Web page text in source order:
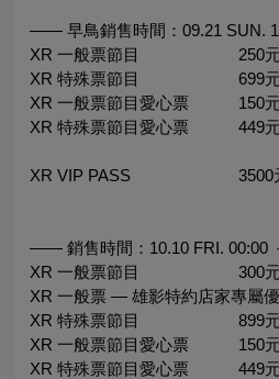
—— 早鳥銷售時間：09.21 SUN.
XR 一般票節目 250元/
XR 特殊票節目 699元/
XR 一般票節目愛心票 150元
XR 特殊票節目愛心票 449元
XR VIP PASS 3500元
—— 銷售時間：10.10 FRI. 00:00
XR 一般票節目 300元/
XR 一般票 — 雄影特約店家
XR 特殊票節目 899元/
XR 一般票節目愛心票 150元
XR 特殊票節目愛心票 449元